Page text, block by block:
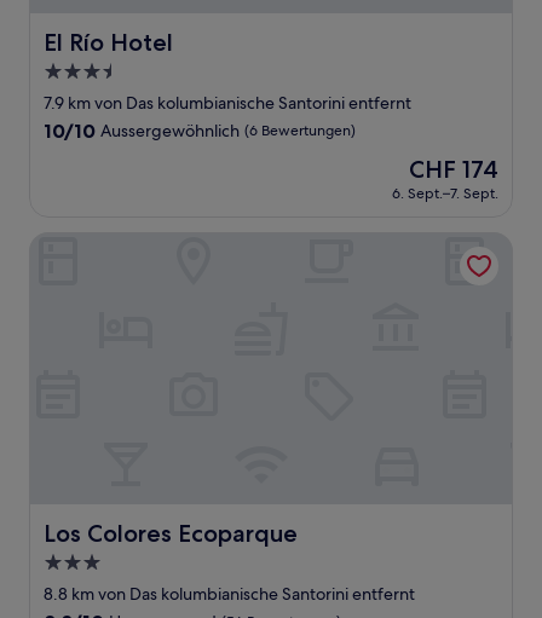
El Río Hotel
El Río Hotel
3.5-
Sterne-
Unterkunft
7.9 km von Das kolumbianische Santorini entfernt
10.0
Bewertungen)
10/10 Aussergewöhnlich (6 Bewertungen)
Der
Preis
beträgt
CHF 174
6. Sept.–7. Sept.
Los Colores Ecoparque
Los Colores Ecoparque
3.0-
Sterne-
8.8 km von Das kolumbianische Santorini entfernt